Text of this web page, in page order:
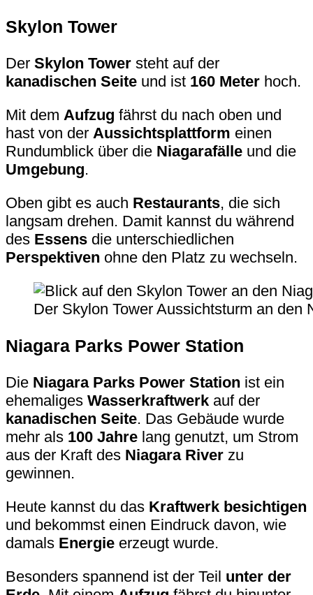
Skylon Tower
Der Skylon Tower steht auf der
kanadischen Seite und ist 160 Meter hoch.
Mit dem Aufzug fährst du nach oben und
hast von der Aussichtsplattform einen
Rundumblick über die Niagarafälle und die
Umgebung.
Oben gibt es auch Restaurants, die sich
langsam drehen. Damit kannst du während
des Essens die unterschiedlichen
Perspektiven ohne den Platz zu wechseln.
Der Skylon Tower Aussichtsturm an den
Niagara Parks Power Station
Die Niagara Parks Power Station ist ein
ehemaliges Wasserkraftwerk auf der
kanadischen Seite. Das Gebäude wurde
mehr als 100 Jahre lang genutzt, um Strom
aus der Kraft des Niagara River zu
gewinnen.
Heute kannst du das Kraftwerk besichtigen
und bekommst einen Eindruck davon, wie
damals Energie erzeugt wurde.
Besonders spannend ist der Teil unter der